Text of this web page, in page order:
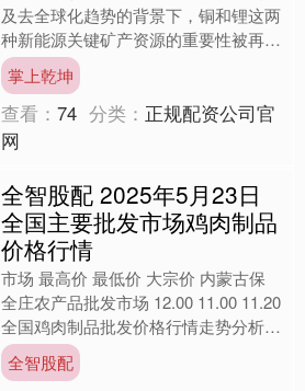
及去全球化趋势的背景下，铜和锂这两
种新能源关键矿产资源的重要性被再次
强调。近日，赣锋锂业董事长李良彬、
紫金矿业董事长陈景河出席....
掌上乾坤
查看：74 分类： 正规配资公司官
网
全智股配 2025年5月23日
全国主要批发市场鸡肉制品
价格行情
市场 最高价 最低价 大宗价 内蒙古保
全庄农产品批发市场 12.00 11.00 11.20
全国鸡肉制品批发价格行情走势分析全
智股配 从今日全国鸡肉制品批发市....
全智股配